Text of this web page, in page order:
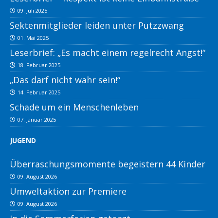
09. Juli 2025
Sektenmitglieder leiden unter Putzzwang
01. Mai 2025
Leserbrief: „Es macht einem regelrecht Angst!“
18. Februar 2025
„Das darf nicht wahr sein!“
14. Februar 2025
Schade um ein Menschenleben
07. Januar 2025
JUGEND
Überraschungsmomente begeistern 44 Kinder
09. August 2026
Umweltaktion zur Premiere
09. August 2026